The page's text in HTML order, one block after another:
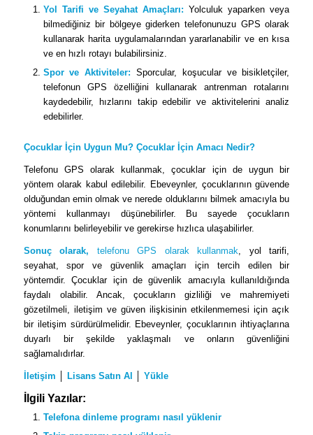
Yol Tarifi ve Seyahat Amaçları: Yolculuk yaparken veya
bilmediğiniz bir bölgeye giderken telefonunuzu GPS olarak
kullanarak harita uygulamalarından yararlanabilir ve en kısa
ve en hızlı rotayı bulabilirsiniz.
Spor ve Aktiviteler: Sporcular, koşucular ve bisikletçiler,
telefonun GPS özelliğini kullanarak antrenman rotalarını
kaydedebilir, hızlarını takip edebilir ve aktivitelerini analiz
edebilirler.
Çocuklar İçin Uygun Mu? Çocuklar İçin Amacı Nedir?
Telefonu GPS olarak kullanmak, çocuklar için de uygun bir
yöntem olarak kabul edilebilir. Ebeveynler, çocuklarının güvende
olduğundan emin olmak ve nerede olduklarını bilmek amacıyla bu
yöntemi kullanmayı düşünebilirler. Bu sayede çocukların
konumlarını belirleyebilir ve gerekirse hızlıca ulaşabilirler.
Sonuç olarak, telefonu GPS olarak kullanmak, yol tarifi,
seyahat, spor ve güvenlik amaçları için tercih edilen bir
yöntemdir. Çocuklar için de güvenlik amacıyla kullanıldığında
faydalı olabilir. Ancak, çocukların gizliliği ve mahremiyeti
gözetilmeli, iletişim ve güven ilişkisinin etkilenmemesi için açık
bir iletişim sürdürülmelidir. Ebeveynler, çocuklarının ihtiyaçlarına
duyarlı bir şekilde yaklaşmalı ve onların güvenliğini
sağlamalıdırlar.
İletişim Lisans Satın Al Yükle
İlgili Yazılar:
Telefona dinleme programı nasıl yüklenir